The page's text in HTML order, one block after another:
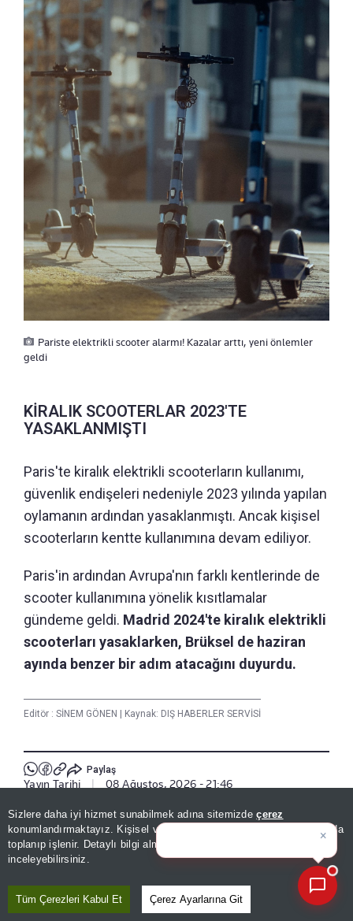
Sizlere daha iyi hizmet sunabilmek adına sitemizdeçerez
konumlandırmaktayız. Kişisel verileriniz, KVKK ve GDPR kapsamında
toplanıp işlenir. Detaylı bilgi almak için
inceleyebilirsiniz.
Tüm Çerezleri Kabul Et Çerez Ayarlarına Git
Pariste elektrikli scooter alarmı! Kazalar arttı, yeni önlemler
geldi
KİRALIK SCOOTERLAR 2023'TE
YASAKLANMIŞTI
Paris'te kiralık elektrikli scooterların kullanımı,
güvenlik endişeleri nedeniyle 2023 yılında yapılan
oylamanın ardından yasaklanmıştı. Ancak kişisel
scooterların kentte kullanımına devam ediliyor.
Paris'in ardından Avrupa'nın farklı kentlerinde de
scooter kullanımına yönelik kısıtlamalar
gündeme geldi. Madrid 2024'te kiralık elektrikli
scooterları yasaklarken, Brüksel de haziran
ayında benzer bir adım atacağını duyurdu.
Editör : SİNEM GÖNEN | Kaynak: DIŞ HABERLER SERVİSİ
Paylaş
Yayın Tarihi 08 Ağustos, 2026 - 21:46
Haberle İlgili Daha Fazlası
Dünya
×
Günün spor, gündem ve